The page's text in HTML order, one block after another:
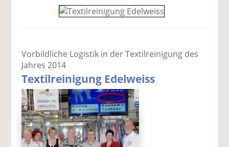
Vorbildliche Logistik in der Textilreinigung des
Jahres 2014
Textilreinigung Edelweiss